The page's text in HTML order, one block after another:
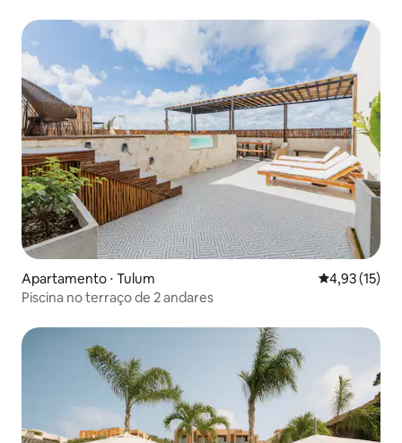
Apartamento ⋅ Tulum 4,93 de uma
4,93 (15)
Piscina no terraço de 2 andares